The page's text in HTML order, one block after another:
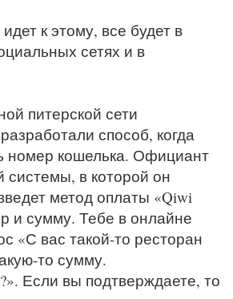
к этому, все будет в
сетях и в
питерской сети
способ, когда
номер кошелька. Официант
системы, в которой он
метод оплаты «Qiwi
и сумму. Тебе в онлайне
«С вас такой-то ресторан
то сумму.
Если вы подтверждаете, то